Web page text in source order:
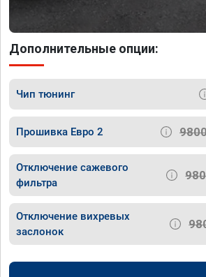
Дополнительные опции:
Чип тюнинг
Прошивка Евро 2
Отключение сажевого
фильтра
Отключение вихревых
заслонок